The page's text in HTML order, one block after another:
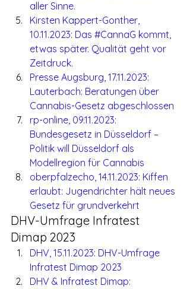
aller Sinne.
Kirsten Kappert-Gonther,
10.11.2023: Das #CannaG kommt,
etwas später. Qualität geht vor
Zeitdruck.
Presse Augsburg, 17.11.2023:
Lauterbach: Beratungen über
Cannabis-Gesetz abgeschlossen
rp-online, 09.11.2023:
Bundesgesetz in Düsseldorf –
Politik will Düsseldorf als
Modellregion für Cannabis
oberpfalzecho, 14.11.2023: Kiffen
erlaubt: Jugendrichter hält neues
Gesetz für grundverkehrt
DHV-Umfrage Infratest
Dimap 2023
DHV, 15.11.2023: DHV-Umfrage
Infratest Dimap 2023
DHV & Infratest Dimap: